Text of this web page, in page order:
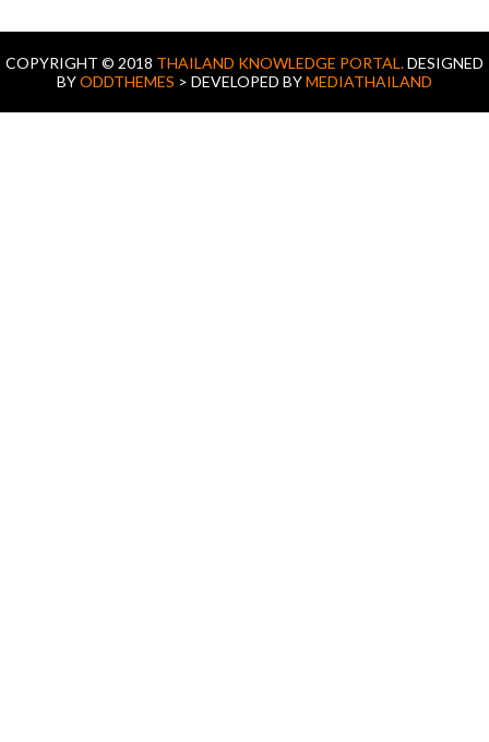
COPYRIGHT © 2018 THAILAND KNOWLEDGE PORTAL.DESIGNED
BYODDTHEMES > DEVELOPED BYMEDIATHAILAND